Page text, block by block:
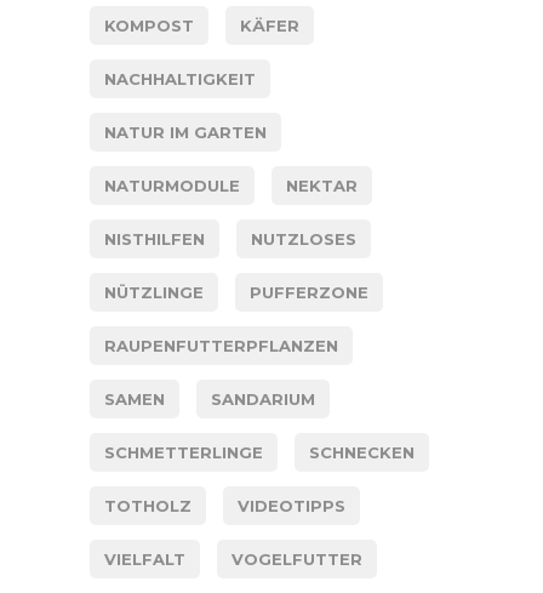
KOMPOST KÄFER
NACHHALTIGKEIT
NATUR IM GARTEN
NATURMODULE NEKTAR
NISTHILFEN NUTZLOSES
NÜTZLINGE PUFFERZONE
RAUPENFUTTERPFLANZEN
SAMEN SANDARIUM
SCHMETTERLINGE SCHNECKEN
TOTHOLZ VIDEOTIPPS
VIELFALT VOGELFUTTER